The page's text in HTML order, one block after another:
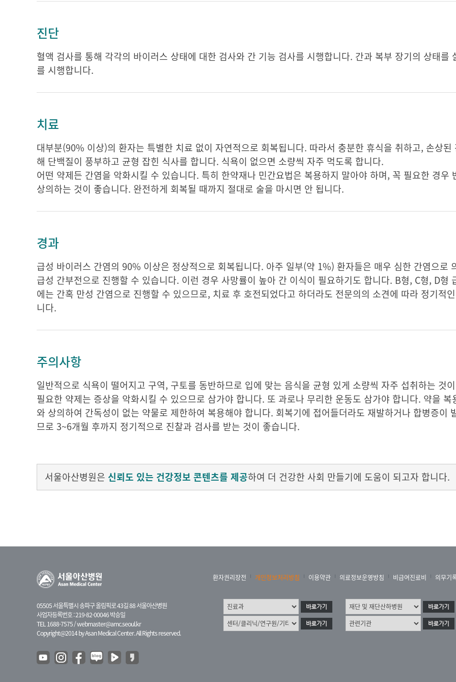
진단
혈액 검사를 통해 각각의 바이러스 상태에 대한 검사와 간 기능 검사를 시행합니다. 간과 복부 장기의 상태를
를 시행합니다.
치료
대부분(90% 이상)의 환자는 특별한 치료 없이 자연적으로 회복됩니다. 따라서 충분한 휴식을 취하고, 손상된
해 단백질이 풍부하고 균형 잡힌 식사를 합니다. 식욕이 없으면 소량씩 자주 먹도록 합니다.
어떤 약제든 간염을 악화시킬 수 있습니다. 특히 한약재나 민간요법은 복용하지 말아야 하며, 꼭 필요한 경우
상의하는 것이 좋습니다. 완전하게 회복될 때까지 절대로 술을 마시면 안 됩니다.
경과
급성 바이러스 간염의 90% 이상은 정상적으로 회복됩니다. 아주 일부(약 1%) 환자들은 매우 심한 간염으로
급성 간부전으로 진행할 수 있습니다. 이런 경우 사망률이 높아 간 이식이 필요하기도 합니다. B형, C형, D형
에는 간혹 만성 간염으로 진행할 수 있으므로, 치료 후 호전되었다고 하더라도 전문의의 소견에 따라 정기적
니다.
주의사항
일반적으로 식욕이 떨어지고 구역, 구토를 동반하므로 입에 맞는 음식을 균형 있게 소량씩 자주 섭취하는 것
필요한 약제는 증상을 악화시킬 수 있으므로 삼가야 합니다. 또 과로나 무리한 운동도 삼가야 합니다. 약을 복
와 상의하여 간독성이 없는 약물로 제한하여 복용해야 합니다. 회복기에 접어들더라도 재발하거나 합병증이
므로 3~6개월 후까지 정기적으로 진찰과 검사를 받는 것이 좋습니다.
서울아산병원은 신뢰도 있는 건강정보 콘텐츠를 제공하여 더 건강한 사회 만들기에 도움이 되고자 합니다.
05505 서울특별시 송파구 올림픽로 43길 88 서울아산병원
사업자등록번호 : 219-82-00046 박승일
TEL 1688-7575 /webmaster@amc.seoul.kr
Copyright@2014 by Asan Medical Center. All Rights reserved.
환자권리장전 개인정보처리방침 이용약관 의료정보운영방침 비급여진료비 의무기